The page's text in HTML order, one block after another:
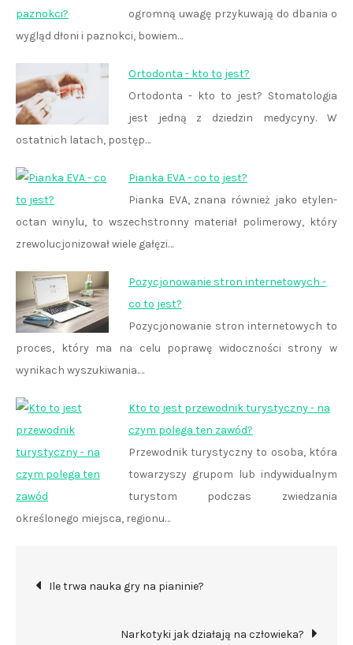
ogromną uwagę przykuwają do dbania o
wygląd dłoni i paznokci, bowiem…
Ortodonta - kto to jest?
Ortodonta - kto to jest? Stomatologia
jest jedną z dziedzin medycyny. W
ostatnich latach, postęp…
Pianka EVA - co to jest?
Pianka EVA, znana również jako etylen-
octan winylu, to wszechstronny materiał polimerowy, który
zrewolucjonizował wiele gałęzi…
Pozycjonowanie stron internetowych -
co to jest?
Pozycjonowanie stron internetowych to
proces, który ma na celu poprawę widoczności strony w
wynikach wyszukiwania.…
Kto to jest przewodnik turystyczny - na
czym polega ten zawód?
Przewodnik turystyczny to osoba, która
towarzyszy grupom lub indywidualnym
turystom podczas zwiedzania
określonego miejsca, regionu…
Nawigacja
wpisu
Ile trwa nauka gry na pianinie?
Narkotyki jak działają na człowieka?